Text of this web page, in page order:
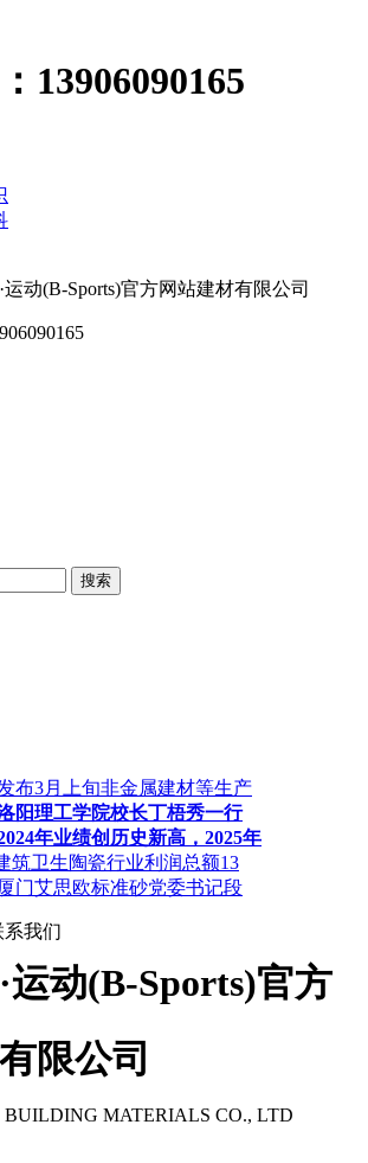
13906090165
动(B-Sports)官方网站建材有限公司
布3月上旬非金属建材等生产
阳理工学院校长丁梧秀一行
年业绩创历史新高，2025年
筑卫生陶瓷行业利润总额13
门艾思欧标准砂党委书记段
系我们
运动(B-Sports)官方
限公司
MATERIALS CO., LTD